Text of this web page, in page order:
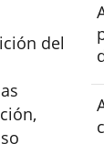
del